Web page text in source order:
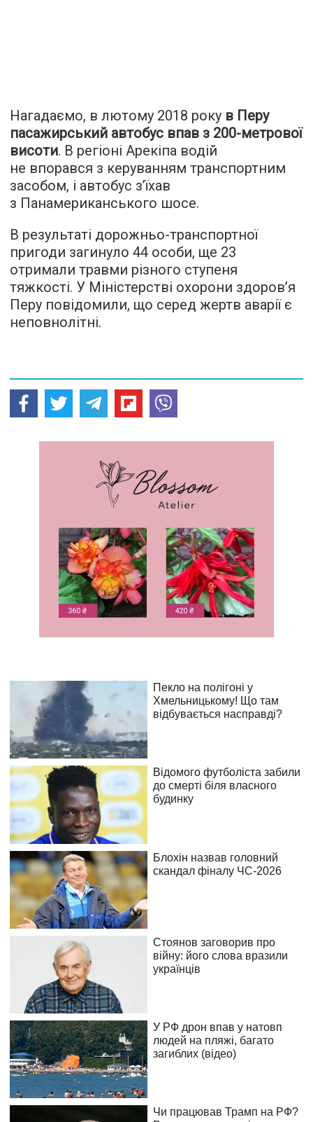
Нагадаємо, в лютому 2018 року в Перу
пасажирський автобус впав з 200-метрової
висоти. В регіоні Арекіпа водій
не впорався з керуванням транспортним
засобом, і автобус з’їхав
з Панамериканського шосе.
В результаті дорожньо-транспортної
пригоди загинуло 44 особи, ще 23
отримали травми різного ступеня
тяжкості. У Міністерстві охорони здоров’я
Перу повідомили, що серед жертв аварії є
неповнолітні.